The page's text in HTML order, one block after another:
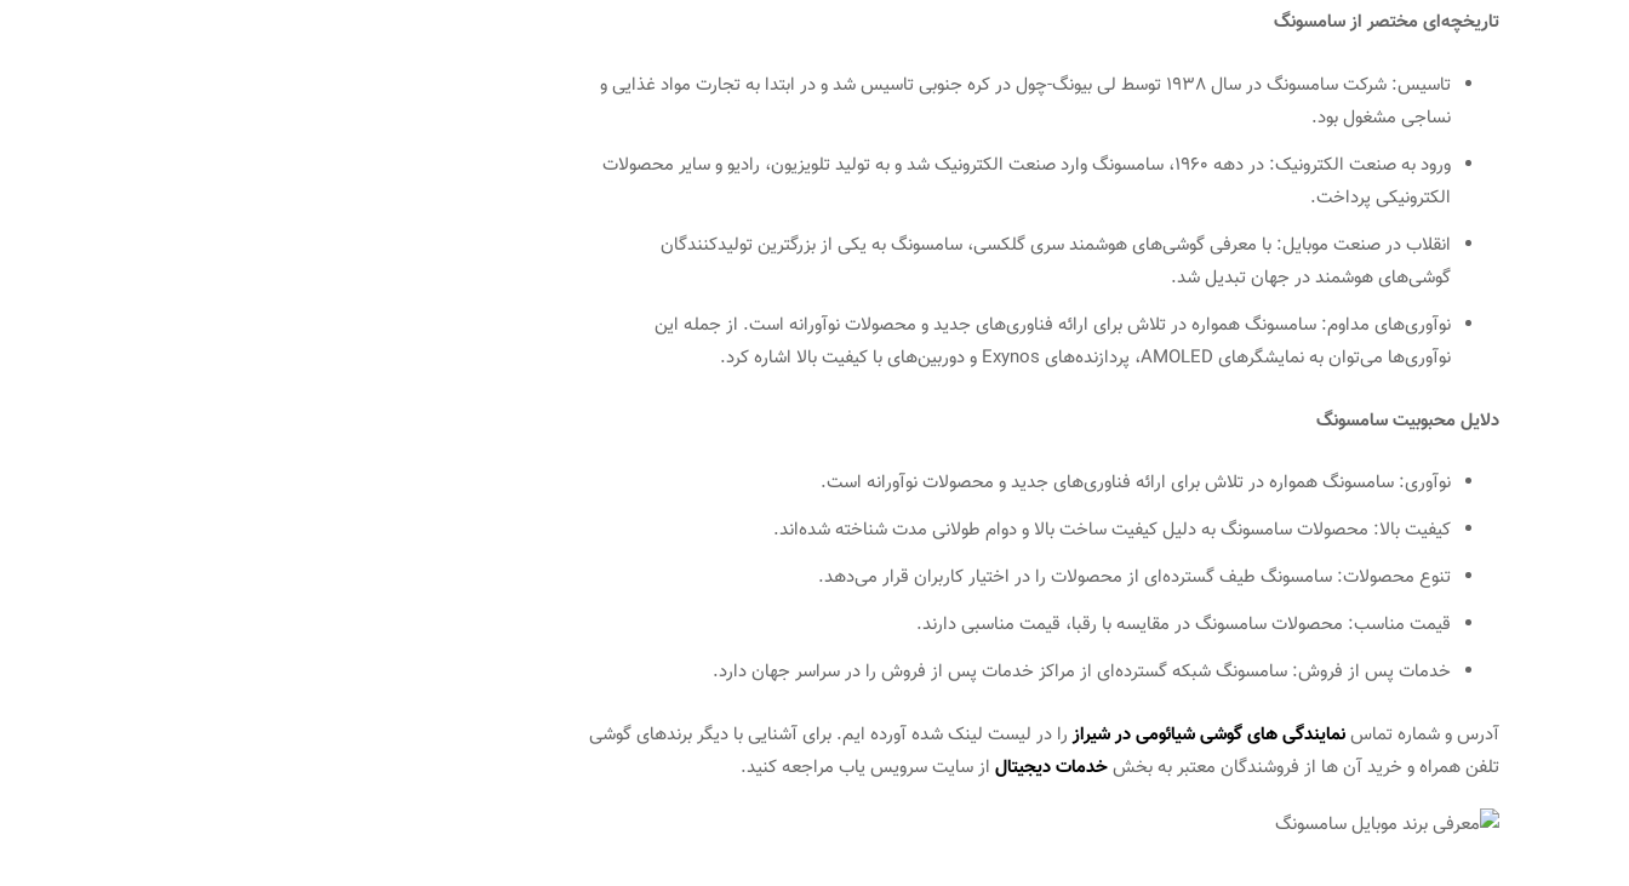
تاریخچه‌ای مختصر از سامسونگ
تاسیس: شرکت سامسونگ در سال 1938 توسط لی بیونگ-چول در کره جنوبی تاسیس شد و در ابتدا به تجارت مواد غذایی و
نساجی مشغول بود.
ورود به صنعت الکترونیک: در دهه 1960، سامسونگ وارد صنعت الکترونیک شد و به تولید تلویزیون، رادیو و سایر محصولات
الکترونیکی پرداخت.
انقلاب در صنعت موبایل: با معرفی گوشی‌های هوشمند سری گلکسی، سامسونگ به یکی از بزرگترین تولیدکنندگان
گوشی‌های هوشمند در جهان تبدیل شد.
نوآوری‌های مداوم: سامسونگ همواره در تلاش برای ارائه فناوری‌های جدید و محصولات نوآورانه است. از جمله این
نوآوری‌ها می‌توان به نمایشگرهای AMOLED، پردازنده‌های Exynos و دوربین‌های با کیفیت بالا اشاره کرد.
دلایل محبوبیت سامسونگ
نوآوری: سامسونگ همواره در تلاش برای ارائه فناوری‌های جدید و محصولات نوآورانه است.
کیفیت بالا: محصولات سامسونگ به دلیل کیفیت ساخت بالا و دوام طولانی مدت شناخته شده‌اند.
تنوع محصولات: سامسونگ طیف گسترده‌ای از محصولات را در اختیار کاربران قرار می‌دهد.
قیمت مناسب: محصولات سامسونگ در مقایسه با رقبا، قیمت مناسبی دارند.
خدمات پس از فروش: سامسونگ شبکه گسترده‌ای از مراکز خدمات پس از فروش را در سراسر جهان دارد.
آدرس و شماره تماسنمایندگی های گوشی شیائومی در شیرازرا در لیست لینک شده آورده ایم. برای آشنایی با دیگر برندهای گوشی
تلفن همراه و خرید آن ها از فروشندگان معتبر به بخشخدمات دیجیتال از سایت سرویس یاب مراجعه کنید.